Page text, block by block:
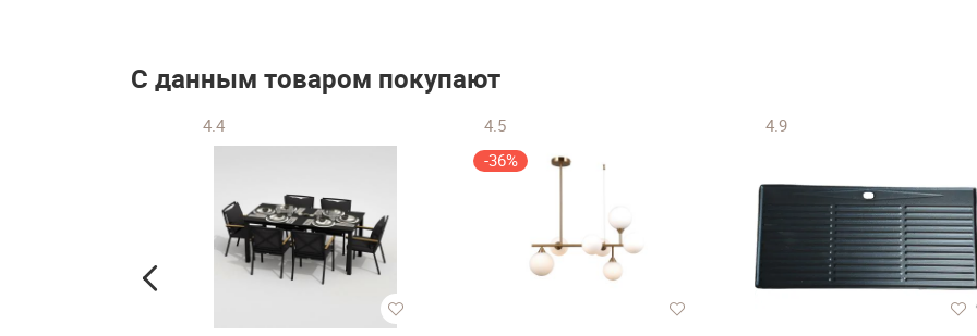
С данным товаром покупают
4.4
4.5
-36%
4.9